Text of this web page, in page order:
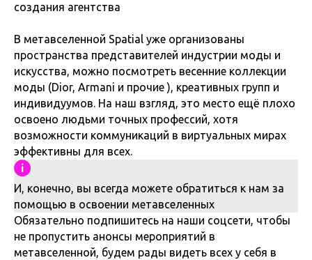
создания агентства
В метавселенной Spatial уже организованы
пространства представителей индустрии моды и
искусства, можно посмотреть весенние коллекции
моды (Dior, Armani и прочие ), креативных групп и
индивидуумов. На наш взгляд, это место ещё плохо
освоено людьми точных профессий, хотя
возможности коммуникаций в виртуальных мирах
эффективны для всех.
И, конечно, вы всегда можете обратиться к нам за
помощью в освоении метавселенных
Обязательно подпишитесь на наши соцсети, чтобы
не пропустить анонсы мероприятий в
метавселенной, будем рады видеть всех у себя в